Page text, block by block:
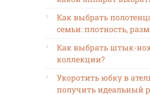
Как выбрать
семьи: плотность,
Как выбрать штык-
коллекции?
Укоротить юбку в
получить идеальный